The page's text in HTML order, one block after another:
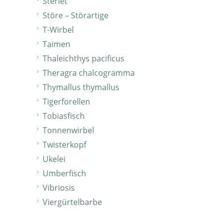
Störe – Störartige
T-Wirbel
Taimen
Thaleichthys pacificus
Theragra chalcogramma
Thymallus thymallus
Tigerforellen
Tobiasfisch
Tonnenwirbel
Twisterkopf
Ukelei
Umberfisch
Vibriosis
Viergürtelbarbe